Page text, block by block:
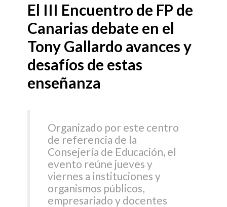
El III Encuentro de FP de
Canarias debate en el
Tony Gallardo avances y
desafíos de estas
enseñanza
Organizado por este centro
de referencia de la
Consejería de Educación, el
evento reúne jueves y
viernes a instituciones y
organismos públicos,
empresariado y docentes